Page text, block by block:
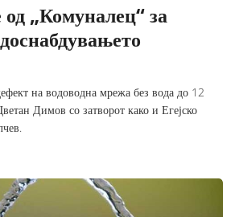
„Комуналец“ за
на водоводна мрежа без вода до 12
Димов со затворот како и Егејско